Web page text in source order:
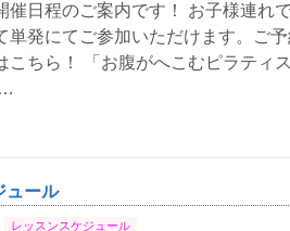
催日程のご案内です！ お子様連れ
単発にてご参加いただけます。ご
こちら！ 「お腹がへこむピラティ
ュール
レッスンスケジュール